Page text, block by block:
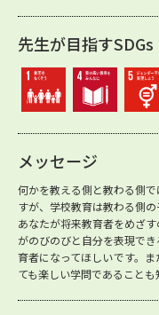
先生が目指すSDGs
メッセージ
何かを教える側と教わる側
すが、学校教育は教わる側
あなたが将来教育者をめざ
がのびのびと自分を表現で
育者になってほしいです。
ても楽しい学問であることも